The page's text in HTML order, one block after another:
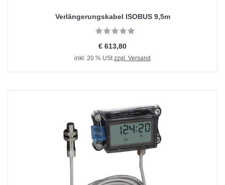
Verlängerungskabel ISOBUS 9,5m
€ 613,80
inkl. 20 % UStzzgl. Versand